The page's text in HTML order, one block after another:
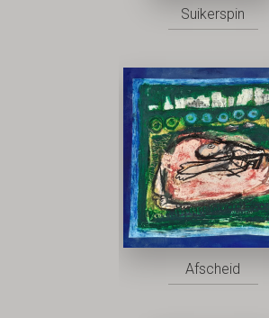
Suikerspin
Afscheid